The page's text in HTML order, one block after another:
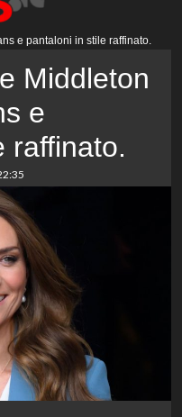
e pantaloni in stile raffinato.
Middleton
e
raffinato.